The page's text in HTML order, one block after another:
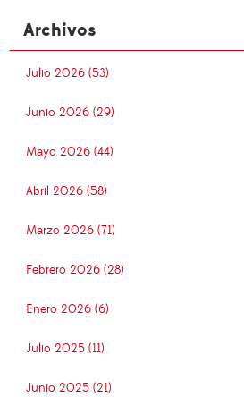
Archivos
Julio 2026 (53)
Junio 2026 (29)
Mayo 2026 (44)
Abril 2026 (58)
Marzo 2026 (71)
Febrero 2026 (28)
Enero 2026 (6)
Julio 2025 (11)
Junio 2025 (21)